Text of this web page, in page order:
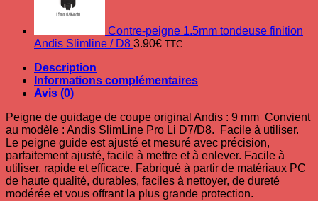
Contre-peigne 1.5mm tondeuse finition
Andis Slimline / D8 3.90€ TTC
Description
Informations complémentaires
Avis (0)
Peigne de guidage de coupe original Andis : 9 mm Convient
au modèle : Andis SlimLine Pro Li D7/D8. Facile à utiliser.
Le peigne guide est ajusté et mesuré avec précision,
parfaitement ajusté, facile à mettre et à enlever. Facile à
utiliser, rapide et efficace. Fabriqué à partir de matériaux PC
de haute qualité, durables, faciles à nettoyer, de dureté
modérée et vous offrant la plus grande protection.